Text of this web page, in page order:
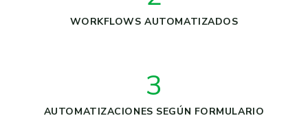
WORKFLOWS AUTOMATIZADOS
3
AUTOMATIZACIONES SEGÚN FORMULARIO